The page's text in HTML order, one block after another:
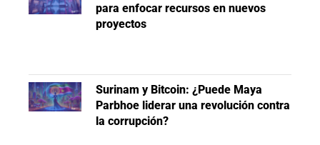
para enfocar recursos en nuevos
proyectos
Surinam y Bitcoin: ¿Puede Maya
Parbhoe liderar una revolución contra
la corrupción?